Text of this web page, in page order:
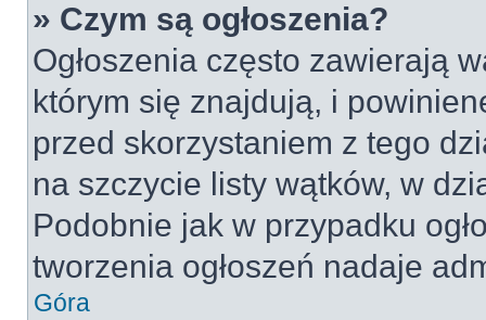
» Czym są ogłoszenia?
Ogłoszenia często zawierają
którym się znajdują, i
przed skorzystaniem z tego
na szczycie listy wątków, w
Podobnie jak w przypadku
tworzenia ogłoszeń nadaje
Góra